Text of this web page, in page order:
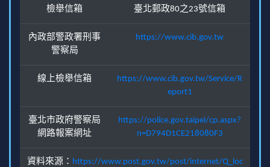
檢舉信箱 臺北郵政80之23號信箱
內政部警政署刑事
警察局
https://www.cib.gov.tw
線上檢舉信箱
https://www.cib.gov.tw/Service/R
eport1
臺北市政府警察局
網路報案網址
https://police.gov.taipei/cp.aspx?
n=D794D1CE218080F3
資料來源： https://www.post.gov.tw/post/internet/Q_loc